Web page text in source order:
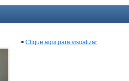
> Clique aqui para visualizar.